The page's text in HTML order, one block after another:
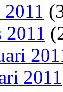
2011
2011